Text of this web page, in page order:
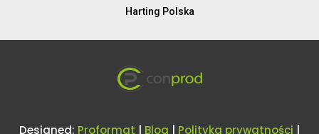
Harting Polska
Designed: Proformat Blog Polityka prywatności